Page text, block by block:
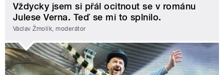
Vždycky jsem si přál ocitnout se v románu
Julese Verna. Teď se mi to splnilo.
Václav Žmolík, moderátor